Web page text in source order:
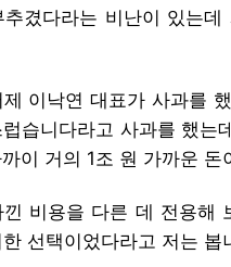
추겼다라는 비난이 있는
제 이낙연 대표가 사과를
습니다라고 사과를 했는
이 거의 1조 원 가까운 돈
낀 비용을 다른 데 전용해
선택이었다라고 저는 봅